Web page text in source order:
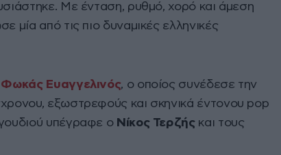
Με ένταση, ρυθμό, χορό και άμεση
μία από τις πιο δυναμικές ελληνικές
Φωκάς Ευαγγελινός, ο οποίος συνέδεσε την
εξωστρεφούς και σκηνικά έντονου pop
υπέγραφε ο Νίκος Τερζήςκαι τους